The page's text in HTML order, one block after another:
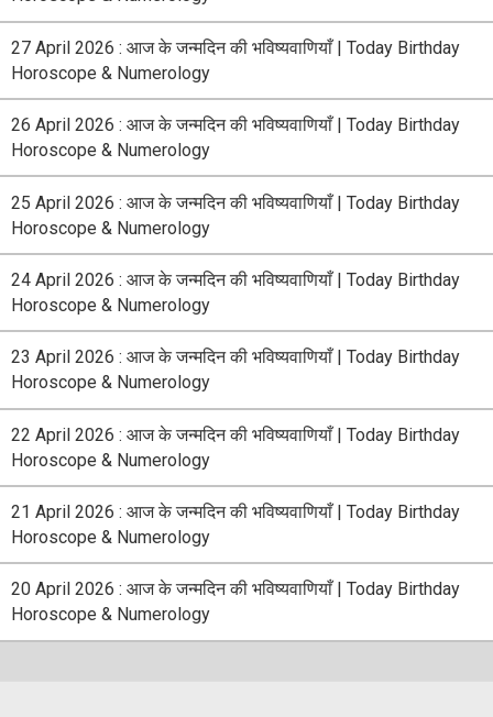
27 April 2026 : आज के जन्मदिन की भविष्यवाणियाँ | Today Birthday
Horoscope & Numerology
26 April 2026 : आज के जन्मदिन की भविष्यवाणियाँ | Today Birthday
Horoscope & Numerology
25 April 2026 : आज के जन्मदिन की भविष्यवाणियाँ | Today Birthday
Horoscope & Numerology
24 April 2026 : आज के जन्मदिन की भविष्यवाणियाँ | Today Birthday
Horoscope & Numerology
23 April 2026 : आज के जन्मदिन की भविष्यवाणियाँ | Today Birthday
Horoscope & Numerology
22 April 2026 : आज के जन्मदिन की भविष्यवाणियाँ | Today Birthday
Horoscope & Numerology
21 April 2026 : आज के जन्मदिन की भविष्यवाणियाँ | Today Birthday
Horoscope & Numerology
20 April 2026 : आज के जन्मदिन की भविष्यवाणियाँ | Today Birthday
Horoscope & Numerology